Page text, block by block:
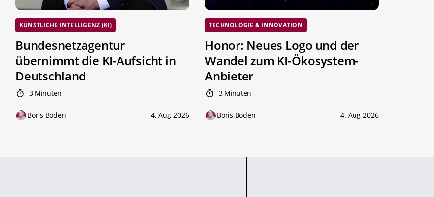
KÜNSTLICHE INTELLIGENZ (KI)
Bundesnetzagentur
übernimmt die KI-Aufsicht in
Deutschland
3 Minuten
Boris Boden 4. Aug 2026
TECHNOLOGIE & INNOVATION
Honor: Neues Logo und der
Wandel zum KI-Ökosystem-
Anbieter
3 Minuten
Boris Boden 4. Aug 2026